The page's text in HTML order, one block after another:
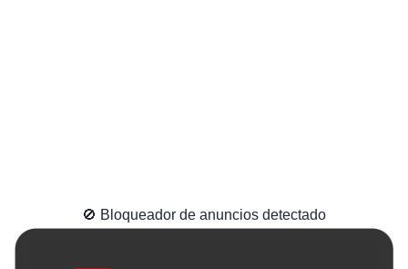
🚫 Bloqueador de anuncios detectado